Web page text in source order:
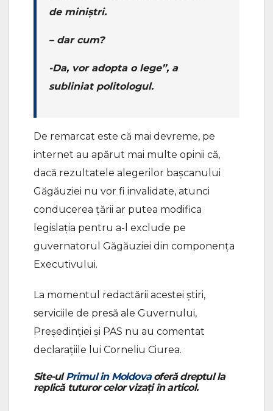
de miniștri.
– dar cum?
-Da, vor adopta o lege”, a
subliniat politologul.
De remarcat este că mai devreme, pe
internet au apărut mai multe opinii că,
dacă rezultatele alegerilor bașcanului
Găgăuziei nu vor fi invalidate, atunci
conducerea țării ar putea modifica
legislația pentru a-l exclude pe
guvernatorul Găgăuziei din componența
Executivului.
La momentul redactării acestei știri,
serviciile de presă ale Guvernului,
Președinției și PAS nu au comentat
declarațiile lui Corneliu Ciurea.
Site-ulPrimul in Moldovaoferă dreptul la
replică tuturor celor vizați în articol.